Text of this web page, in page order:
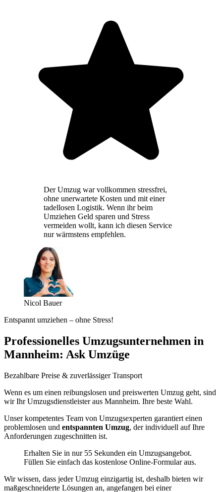
Der Umzug war vollkommen stressfrei,
ohne unerwartete Kosten und mit einer
tadellosen Logistik. Wenn ihr beim
Umziehen Geld sparen und Stress
vermeiden wollt, kann ich diesen Service
nur wärmstens empfehlen.
Nicol Bauer
Entspannt umziehen – ohne Stress!
Professionelles Umzugsunternehmen in
Mannheim: Ask Umzüge
Bezahlbare Preise & zuverlässiger Transport
Wenn es um einen reibungslosen und preiswerten Umzug geht, sind
wir Ihr Umzugsdienstleister aus Mannheim. Ihre beste Wahl.
Unser kompetentes Team von Umzugsexperten garantiert einen
problemlosen und entspannten Umzug, der individuell auf Ihre
Anforderungen zugeschnitten ist.
Erhalten Sie in nur 55 Sekunden ein Umzugsangebot.
Füllen Sie einfach das kostenlose Online-Formular aus.
Wir wissen, dass jeder Umzug einzigartig ist, deshalb bieten wir
maßgeschneiderte Lösungen an, angefangen bei einer